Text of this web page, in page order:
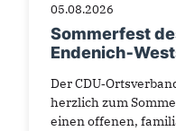
05.08.2026
Sommerfest
Der
herzlich zum
einen offenen,